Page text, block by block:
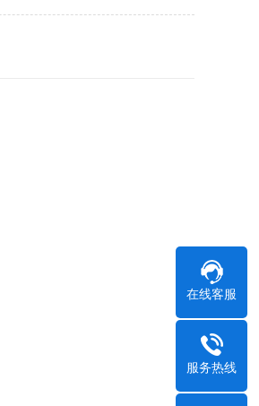
在线客服
服务热线